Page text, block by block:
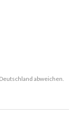
abweichen.